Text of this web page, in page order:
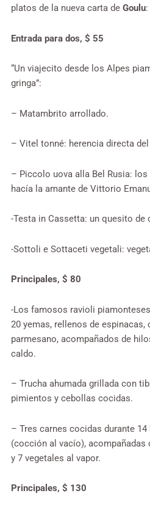
platos de la nueva carta de Goulu:
Entrada para dos, $ 55
“Un viajecito desde los Alpes
gringa”:
– Matambrito arrollado.
– Vitel tonné: herencia directa
– Piccolo uova alla Bel Rusia:
hacía la amante de Vittorio
-Testa in Cassetta: un quesito de
-Sottoli e Sottaceti vegetali:
Principales, $ 80
-Los famosos ravioli
20 yemas, rellenos de espinacas,
parmesano, acompañados de
caldo.
– Trucha ahumada grillada con
pimientos y cebollas cocidas.
– Tres carnes cocidas durante
(cocción al vacío), acompañadas
y 7 vegetales al vapor.
Principales, $ 130